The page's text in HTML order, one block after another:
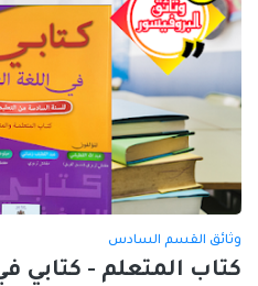
وثائق القسم السادس
كتاب المتعلم - كتابي